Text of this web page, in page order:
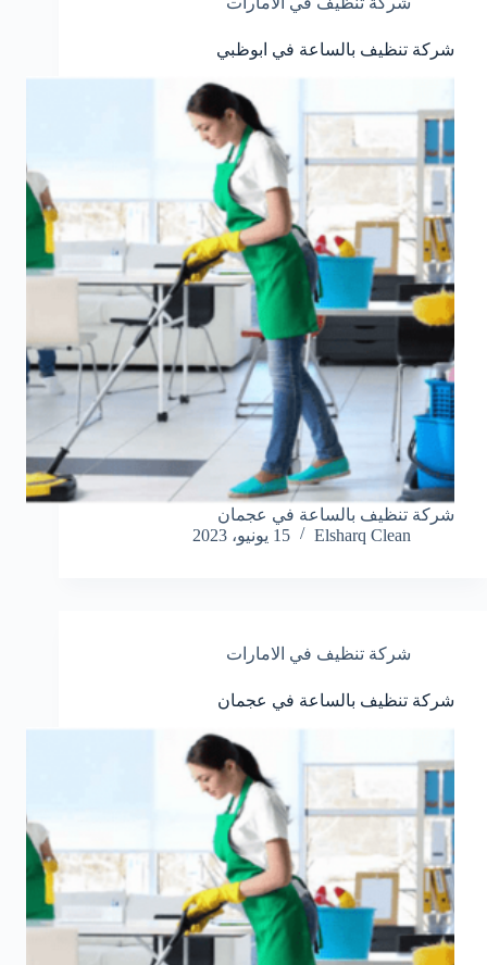
شركة تنظيف بالساعة في ابوظبي
شركة تنظيف بالساعة في عجمان
Elsharq Clean
15 يونيو، 2023
شركة تنظيف في الامارات
شركة تنظيف بالساعة في عجمان